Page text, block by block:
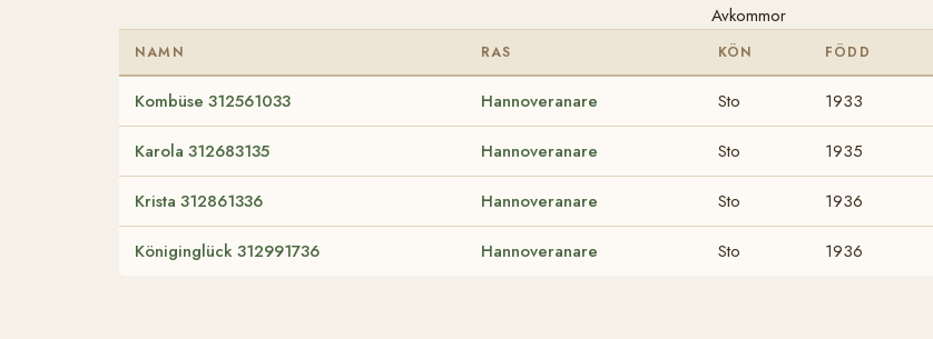
Avkommor
NAMN RAS KÖN FÖDD
Kombüse 312561033 Hannoveranare Sto 1933
Karola 312683135 Hannoveranare Sto 1935
Krista 312861336 Hannoveranare Sto 1936
Königinglück 312991736 Hannoveranare Sto 1936